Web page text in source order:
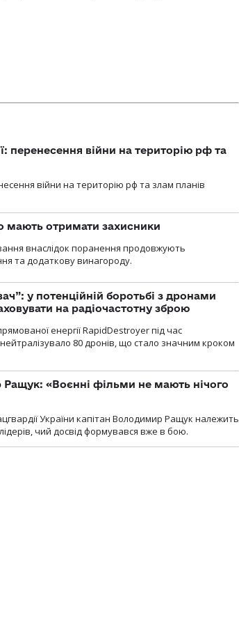
перенесення війни на територію рф та
війни на територію рф та злам планів
мають отримати захисники
внаслідок поранення продовжують
та додаткову винагороду.
у потенційній боротьбі з дронами
на радіочастотну зброю
енергії RapidDestroyer під час
80 дронів, що стало значним кроком
«Воєнні фільми не мають нічого
України капітан Володимир Ращук належить
чий досвід формувався вже в бою.